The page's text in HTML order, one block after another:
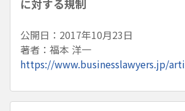
に対する規制
公開日：2017年10月23日
著者：福本 洋一
https://www.businesslawyers.jp/